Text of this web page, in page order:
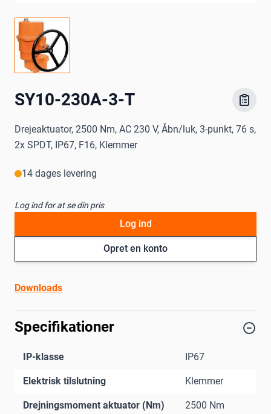
SY10-230A-3-T
Drejeaktuator, 2500 Nm, AC 230 V, Åbn/luk, 3-punkt, 76 s,
2x SPDT, IP67, F16, Klemmer
14 dages levering
Log ind for at se din pris
Opret en konto
Log ind
Downloads
Specifikationer
IP-klasse IP67
Elektrisk tilslutning Klemmer
Drejningsmoment aktuator (Nm) 2500 Nm